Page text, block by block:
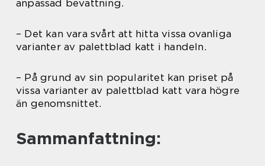
anpassad bevattning.
– Det kan vara svårt att hitta vissa ovanliga
varianter av palettblad katt i handeln.
– På grund av sin popularitet kan priset på
vissa varianter av palettblad katt vara högre
än genomsnittet.
Sammanfattning: